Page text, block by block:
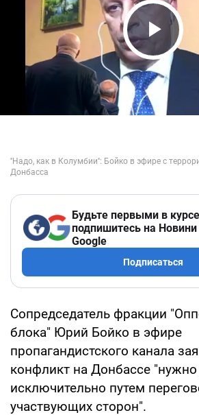
Play
Будьте первыми в
подпишитесь на Новини
Google
Подписаться
Сопредседатель фракции
блока" Юрий Бойко в эфире
пропагандистского канала
конфликт на Донбассе
исключительно путем
участвующих сторон".